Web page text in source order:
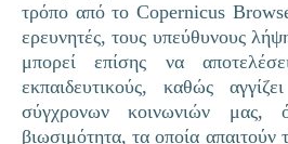
τρόπο από το Copernicus
ερευνητές, τους υπεύθυνους
μπορεί επίσης να
εκπαιδευτικούς, καθώς
σύγχρονων κοινωνιών
βιωσιμότητα, τα οποία